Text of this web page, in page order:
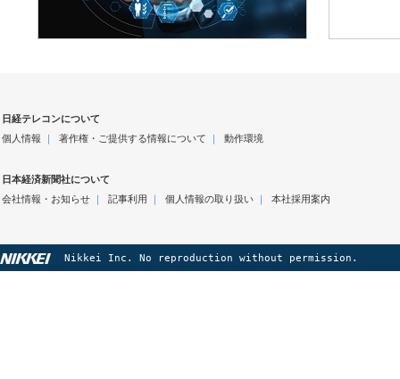
日経テレコンについて
個人情報 ｜ 著作権・ご提供する情報について ｜ 動作環境
日本経済新聞社について
会社情報・お知らせ｜ 記事利用 ｜ 個人情報の取り扱い｜ 本社採用案内
Nikkei Inc. No reproduction without permission.